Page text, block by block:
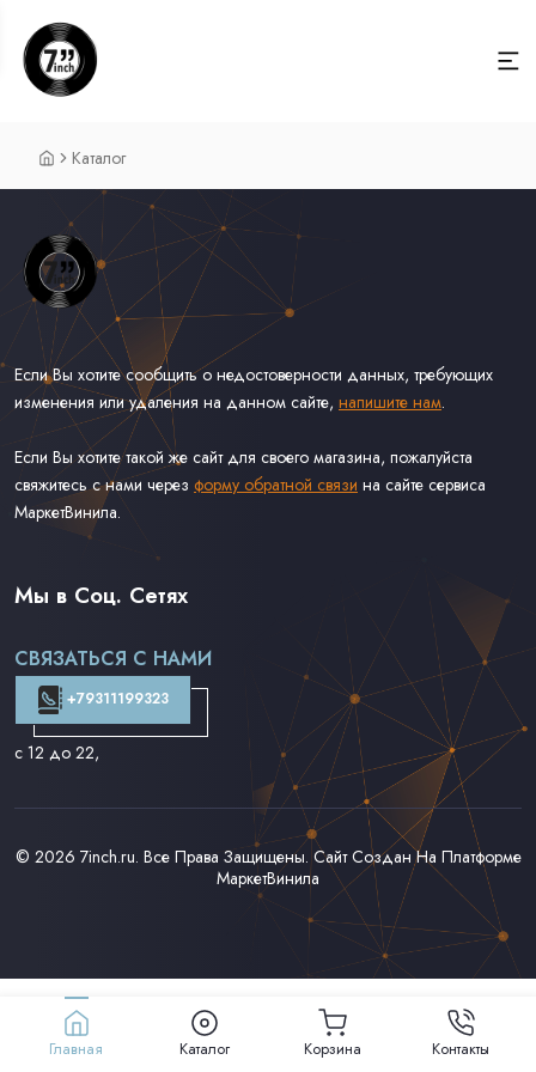
Каталог
Если Вы хотите сообщить о недостоверности данных, требующих
изменения или удаления на данном сайте, напишите нам.
Если Вы хотите такой же сайт для своего магазина, пожалуйста
свяжитесь с нами через форму обратной связи на сайте сервиса
МаркетВинила.
Весь Каталог Винила на 7''
Рок на 7''
Доставка и Оплата
Контакты
Мы в Соц. Сетях
СВЯЗАТЬСЯ С НАМИ
+79311199323
с 12 до 22,
© 2026 7inch.ru. Все Права Защищены. Сайт Создан На Платформе
МаркетВинила
Главная Каталог Корзина Контакты